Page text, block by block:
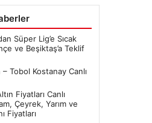
Süper Lig’e Sıcak
ve Beşiktaş’a Teklif
Tobol Kostanay Canlı
Fiyatları Canlı
Çeyrek, Yarım ve
Fiyatları